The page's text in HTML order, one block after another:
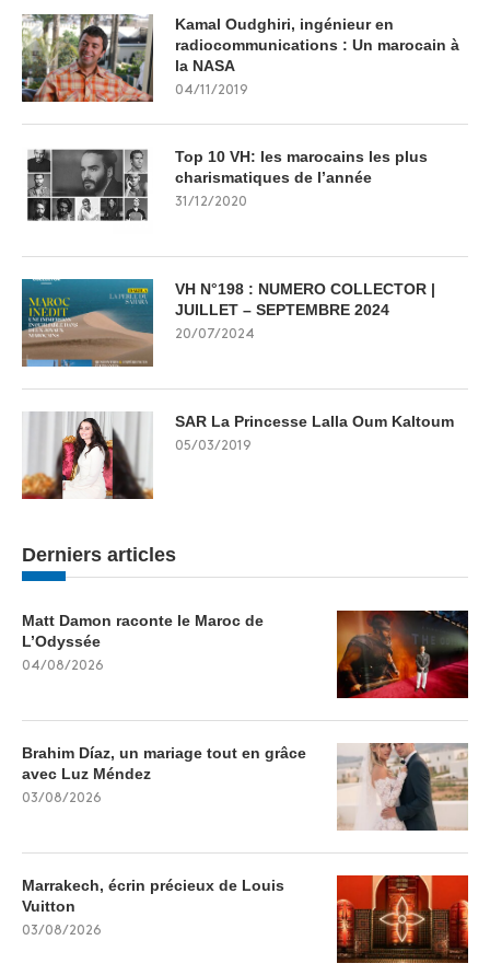
Kamal Oudghiri, ingénieur en
radiocommunications : Un marocain à
la NASA
04/11/2019
Top 10 VH: les marocains les plus
charismatiques de l’année
31/12/2020
VH N°198 : NUMERO COLLECTOR |
JUILLET – SEPTEMBRE 2024
20/07/2024
SAR La Princesse Lalla Oum Kaltoum
05/03/2019
Derniers articles
Matt Damon raconte le Maroc de
L’Odyssée
04/08/2026
Brahim Díaz, un mariage tout en grâce
avec Luz Méndez
03/08/2026
Marrakech, écrin précieux de Louis
Vuitton
03/08/2026